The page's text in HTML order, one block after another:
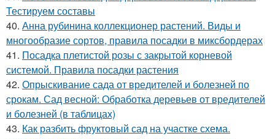
Тестируем составы
40. Анна рубинина коллекционер растений. Виды и
многообразие сортов, правила посадки в миксбордерах
41. Посадка плетистой розы с закрытой корневой
системой. Правила посадки растения
42. Опрыскивание сада от вредителей и болезней по
срокам. Сад весной: Обработка деревьев от вредителей
и болезней (в таблицах)
43. Как разбить фруктовый сад на участке схема.